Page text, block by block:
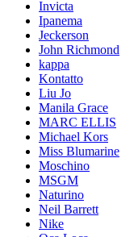
Invicta
Ipanema
Jeckerson
John Richmond
kappa
Kontatto
Liu Jo
Manila Grace
MARC ELLIS
Michael Kors
Miss Blumarine
Moschino
MSGM
Naturino
Neil Barrett
Nike